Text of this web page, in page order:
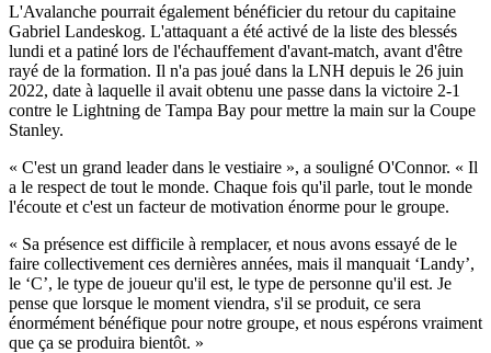
L'Avalanche pourrait également bénéficier du retour du capitaine
Gabriel Landeskog. L'attaquant a été activé de la liste des blessés
lundi et a patiné lors de l'échauffement d'avant-match, avant d'être
rayé de la formation. Il n'a pas joué dans la LNH depuis le 26 juin
2022, date à laquelle il avait obtenu une passe dans la victoire 2-1
contre le Lightning de Tampa Bay pour mettre la main sur la Coupe
Stanley.
« C'est un grand leader dans le vestiaire », a souligné O'Connor. « Il
a le respect de tout le monde. Chaque fois qu'il parle, tout le monde
l'écoute et c'est un facteur de motivation énorme pour le groupe.
« Sa présence est difficile à remplacer, et nous avons essayé de le
faire collectivement ces dernières années, mais il manquait ‘Landy’,
le ‘C’, le type de joueur qu'il est, le type de personne qu'il est. Je
pense que lorsque le moment viendra, s'il se produit, ce sera
énormément bénéfique pour notre groupe, et nous espérons vraiment
que ça se produira bientôt. »